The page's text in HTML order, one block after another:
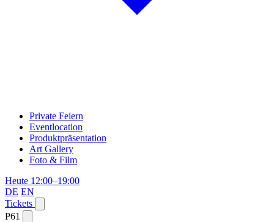
Private Feiern
Eventlocation
Produktpräsentation
Art Gallery
Foto & Film
Heute 12:00–19:00
DE EN
Tickets
P61